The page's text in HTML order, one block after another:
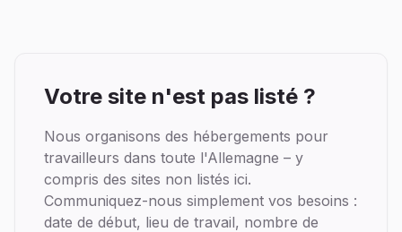
Votre site n'est pas listé ?
Nous organisons des hébergements pour
travailleurs dans toute l'Allemagne – y
compris des sites non listés ici.
Communiquez-nous simplement vos besoins :
date de début, lieu de travail, nombre de